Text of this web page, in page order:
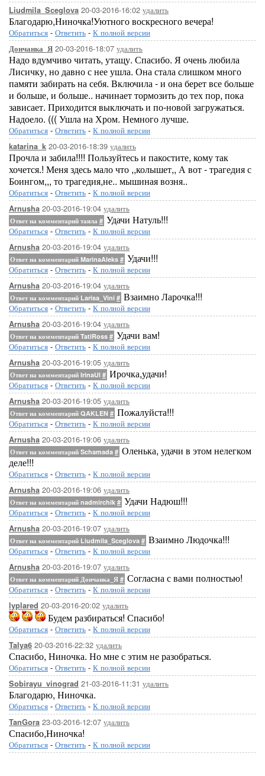
Liudmila_Sceglova 20-03-2016-16:02 удалить
Благодарю,Ниночка!Уютного воскресного вечера!
Обратиться - Ответить - К полной версии
Дончанка_Я 20-03-2016-18:07 удалить
Надо вдумчиво читать, утащу. Спасибо. Я очень любила
Лисичку, но давно с нее ушла. Она стала слишком много
памяти забирать на себя. Включила - и она берет все больше
и больше, и больше.. начинает тормозить до тех пор, пока
зависает. Приходится выключать и по-новой загружаться.
Надоело. ((( Ушла на Хром. Немного лучше.
Обратиться - Ответить - К полной версии
katarina_k 20-03-2016-18:39 удалить
Прочла и забила!!!! Пользуйтесь и пакостите, кому так
хочется.! Меня здесь мало что ,,колышет,, А вот - трагедия с
Боингом,,, то трагедия,не.. мышиная возня..
Обратиться - Ответить - К полной версии
Arnusha 20-03-2016-19:04 удалить
Ответ на комментарий таила # Удачи Натуль!!!
Обратиться - Ответить - К полной версии
Arnusha 20-03-2016-19:04 удалить
Ответ на комментарий MarinaAleks # Удачи!!!
Обратиться - Ответить - К полной версии
Arnusha 20-03-2016-19:04 удалить
Ответ на комментарий Larisa_Vini # Взаимно Ларочка!!!
Обратиться - Ответить - К полной версии
Arnusha 20-03-2016-19:04 удалить
Ответ на комментарий TatiRoss # Удачи вам!
Обратиться - Ответить - К полной версии
Arnusha 20-03-2016-19:05 удалить
Ответ на комментарий IrinaUl # Ирочка,удачи!
Обратиться - Ответить - К полной версии
Arnusha 20-03-2016-19:05 удалить
Ответ на комментарий QAKLEN # Пожалуйста!!!
Обратиться - Ответить - К полной версии
Arnusha 20-03-2016-19:06 удалить
Ответ на комментарий Schamada # Оленька, удачи в этом нелегком
деле!!!
Обратиться - Ответить - К полной версии
Arnusha 20-03-2016-19:06 удалить
Ответ на комментарий nadmirchik # Удачи Надюш!!!
Обратиться - Ответить - К полной версии
Arnusha 20-03-2016-19:07 удалить
Ответ на комментарий Liudmila_Sceglova # Взаимно Людочка!!!
Обратиться - Ответить - К полной версии
Arnusha 20-03-2016-19:07 удалить
Ответ на комментарий Дончанка_Я # Согласна с вами полностью!
Обратиться - Ответить - К полной версии
lyplared 20-03-2016-20:02 удалить
Будем разбираться! Спасибо!
Обратиться - Ответить - К полной версии
Talya6 20-03-2016-22:32 удалить
Спасибо, Ниночка. Но мне с этим не разобраться.
Обратиться - Ответить - К полной версии
Sobirayu_vinograd 21-03-2016-11:31 удалить
Благодарю, Ниночка.
Обратиться - Ответить - К полной версии
TanGora 23-03-2016-12:07 удалить
Спасибо,Ниночка!
Обратиться - Ответить - К полной версии